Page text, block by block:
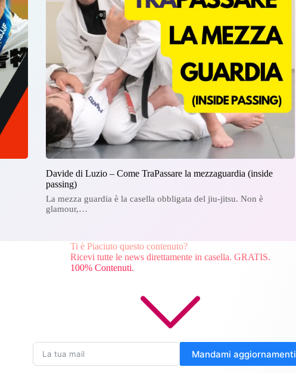
Davide di Luzio – Come TraPassare la mezzaguardia (inside
passing)
La mezza guardia è la casella obbligata del jiu-jitsu. Non è
glamour,…
Ti è Piaciuto questo contenuto?
Ricevi tutte le news direttamente in casella. GRATIS.
100% Contenuti.
Mandami aggiornamenti